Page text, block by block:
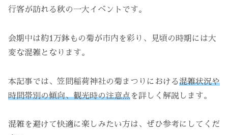
行客が訪れる秋の一大イベントです。
会期中は約1万鉢もの菊が市内を彩り、見頃の時期には大
変な混雑となります。
本記事では、笠間稲荷神社の菊まつりにおける混雑状況や
時間帯別の傾向、観光時の注意点を詳しく解説します。
混雑を避けて快適に楽しみたい方は、ぜひ参考にしてくだ